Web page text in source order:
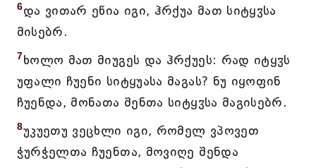
6და ვითარ ეწია იგი, ჰრქუა მათ სიტყჳსა
მისებრ.
7ხოლო მათ მიუგეს და ჰრქუეს: რად იტყჳს
უფალი ჩუენი სიტყუასა მაგას? ნუ იყოფინ
ჩუენდა, მონათა შენთა სიტყჳსა მაგისებრ.
8უკუეთუ ვეცხლი იგი, რომელ ვპოვეთ
ჭურჭელთა ჩუენთა, მოვიღე შენდა